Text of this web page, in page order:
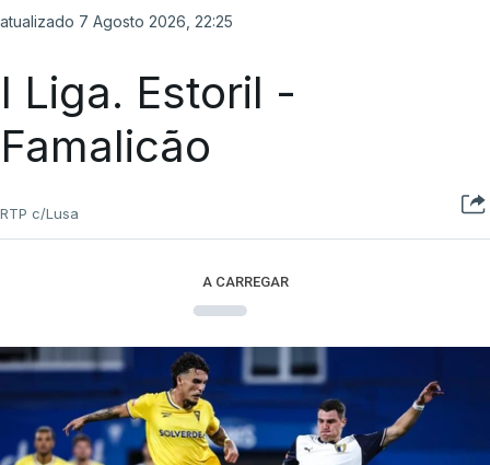
atualizado 7 Agosto 2026, 22:25
I Liga. Estoril -
Famalicão
RTP c/Lusa
A CARREGAR